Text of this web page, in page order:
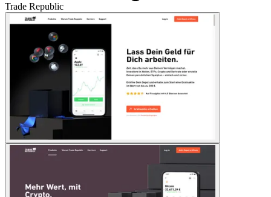
Trade Republic